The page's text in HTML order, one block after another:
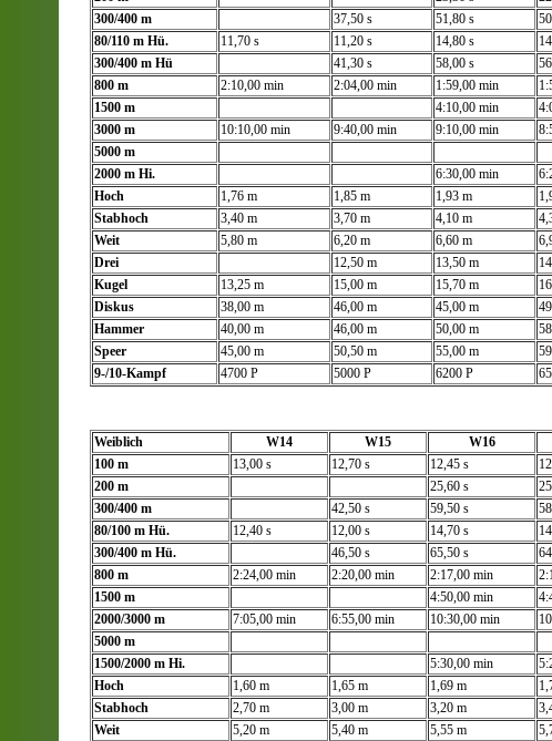
300/400 m
37,50 s 51,80 s
80/110 m Hü.
11,70 s 11,20 s 14,80 s
300/400 m Hü
41,30 s 58,00 s
800 m
2:10,00 min 2:04,00 min 1:59,00 min
1500 m
4:10,00 min
3000 m
10:10,00 min 9:40,00 min 9:10,00 min
5000 m
2000 m Hi.
6:30,00 min
Hoch
1,76 m 1,85 m 1,93 m
Stabhoch
3,40 m 3,70 m 4,10 m
Weit
5,80 m 6,20 m 6,60 m
Drei
12,50 m 13,50 m
Kugel
13,25 m 15,00 m 15,70 m
Diskus
38,00 m 46,00 m 45,00 m
Hammer
40,00 m 46,00 m 50,00 m
Speer
45,00 m 50,50 m 55,00 m
9-/10-Kampf
4700 P 5000 P 6200 P
Weiblich W14 W15 W16
100 m
13,00 s 12,70 s 12,45 s
200 m
25,60 s
300/400 m
42,50 s 59,50 s
80/100 m Hü.
12,40 s 12,00 s 14,70 s
300/400 m Hü.
46,50 s 65,50 s
800 m
2:24,00 min 2:20,00 min 2:17,00 min
1500 m
4:50,00 min
2000/3000 m
7:05,00 min 6:55,00 min 10:30,00 min
5000 m
1500/2000 m Hi.
5:30,00 min
Hoch
1,60 m 1,65 m 1,69 m
Stabhoch
2,70 m 3,00 m 3,20 m
Weit
5,20 m 5,40 m 5,55 m